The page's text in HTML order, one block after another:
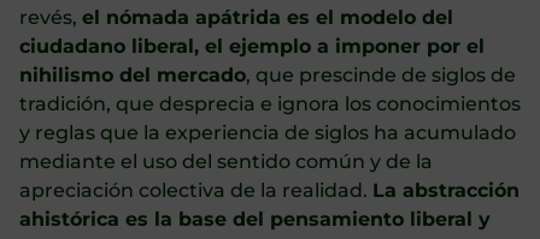
revés, el nómada apátrida es el modelo del
ciudadano liberal, el ejemplo a imponer por el
nihilismo del mercado, que prescinde de siglos de
tradición, que desprecia e ignora los conocimientos
y reglas que la experiencia de siglos ha acumulado
mediante el uso del sentido común y de la
apreciación colectiva de la realidad. La abstracción
ahistórica es la base del pensamiento liberal y